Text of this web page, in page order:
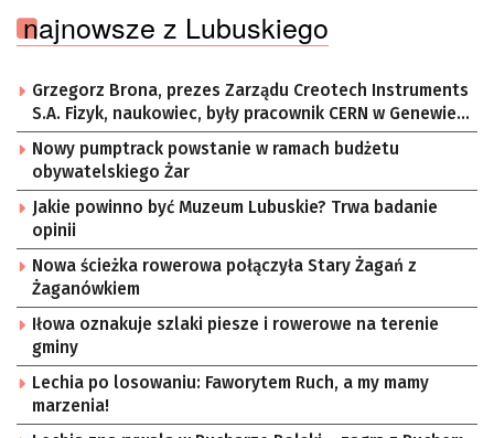
najnowsze z Lubuskiego
Grzegorz Brona, prezes Zarządu Creotech Instruments
S.A. Fizyk, naukowiec, były pracownik CERN w Genewie,
przedsiębiorca i nauczyciel akademicki, doktor
habilitowany nauk fizycznych, koordynator Rady
Sektorowej ds. Kompetencji Przemysłu Lotniczo-
Kosmicznego oraz członek Komitetu Badań
Kosmicznych i Satelitarnych PAN.
Nowy pumptrack powstanie w ramach budżetu
obywatelskiego Żar
Jakie powinno być Muzeum Lubuskie? Trwa badanie
opinii
Nowa ścieżka rowerowa połączyła Stary Żagań z
Żaganówkiem
Iłowa oznakuje szlaki piesze i rowerowe na terenie
gminy
Lechia po losowaniu: Faworytem Ruch, a my mamy
marzenia!